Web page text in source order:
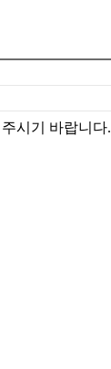
시기 바랍니다.